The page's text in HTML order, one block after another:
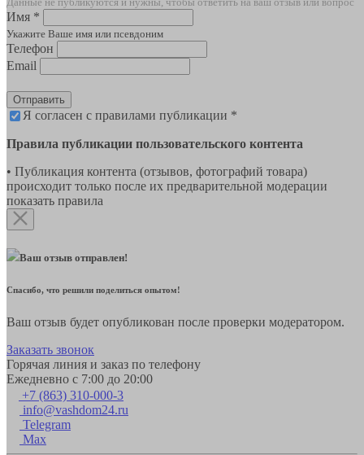
Имя *
Укажите Ваше имя или псевдоним
Телефон
Email
Отправить
Я согласен с правилами публикации *
Правила публикации пользовательского контента
• Публикация контента (отзывов, фотографий товара)
происходит только после их предварительной модерации
показать правила
Ваш отзыв отправлен!
Спасибо, что решили поделиться опытом!
Ваш отзыв будет опубликован после проверки модератором.
Заказать звонок
Горячая линия и заказ по телефону
Ежедневно с 7:00 до 20:00
+7 (863) 310-000-3
info@vashdom24.ru
Telegram
Max